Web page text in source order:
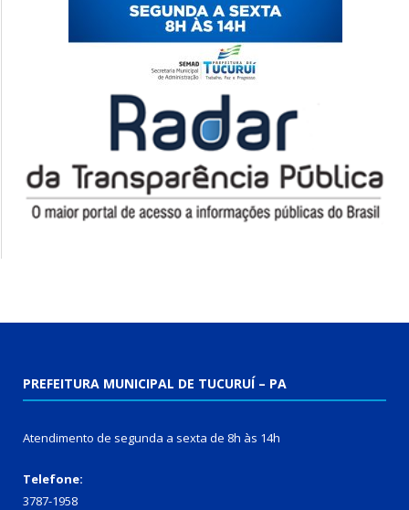
PREFEITURA MUNICIPAL DE TUCURUÍ – PA
Atendimento de segunda a sexta de 8h às 14h
Telefone:
3787-1958